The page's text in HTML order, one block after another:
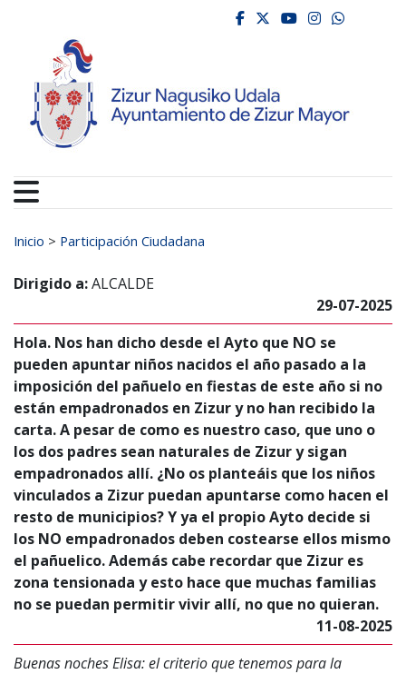
Ayuntamiento de
facebook
twitter
youtube
Buscar:
Inicio > Participación Ciudadana
Dirigido a:ALCALDE
29-07-2025
Hola. Nos han dicho desde el Ayto que NO se
pueden apuntar niños nacidos el año pasado a la
imposición del pañuelo en fiestas de este año si no
están empadronados en Zizur y no han recibido la
carta. A pesar de como es nuestro caso, que uno o
los dos padres sean naturales de Zizur y sigan
empadronados allí. ¿No os planteáis que los niños
vinculados a Zizur puedan apuntarse como hacen el
resto de municipios? Y ya el propio Ayto decide si
los NO empadronados deben costearse ellos mismo
el pañuelico. Además cabe recordar que Zizur es
zona tensionada y esto hace que muchas familias
no se puedan permitir vivir allí, no que no quieran.
11-08-2025
Buenas noches Elisa: el criterio que tenemos para la